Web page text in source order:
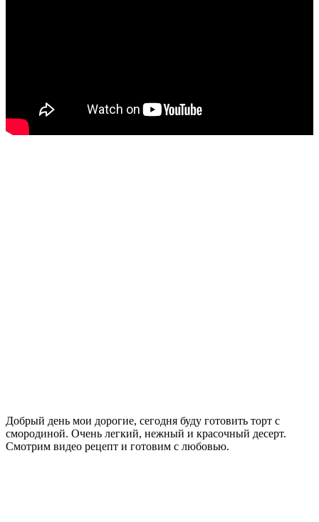
Добрый день мои дорогие, сегодня буду готовить торт с
смородиной. Очень легкий, нежный и красочный десерт.
Смотрим видео рецепт и готовим с любовью.